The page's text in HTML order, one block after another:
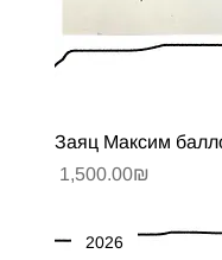
Заяц Максим
Цена
‏1,500.00 ‏₪
2026